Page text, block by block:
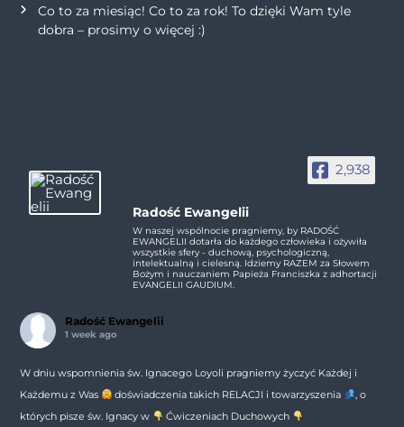
Co to za miesiąc! Co to za rok! To dzięki Wam tyle
dobra – prosimy o więcej :)
2,938
Radość Ewangelii
W naszej wspólnocie pragniemy, by RADOŚĆ
EWANGELII dotarła do każdego człowieka i ożywiła
wszystkie sfery - duchową, psychologiczną,
intelektualną i cielesną. Idziemy RAZEM za Słowem
Bożym i nauczaniem Papieża Franciszka z adhortacji
EVANGELII GAUDIUM.
Radość Ewangelii
1 week ago
W dniu wspomnienia św. Ignacego Loyoli pragniemy życzyć Każdej i
Każdemu z Was
doświadczenia takich RELACJI i towarzyszenia
, o
których pisze św. Ignacy w
Ćwiczeniach Duchowych